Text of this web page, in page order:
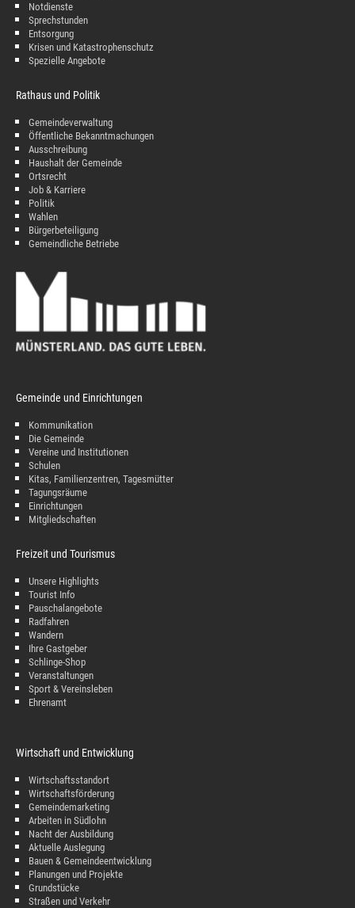
Notdienste
Sprechstunden
Entsorgung
Krisen und Katastrophenschutz
Spezielle Angebote
Rathaus und Politik
Gemeindeverwaltung
Öffentliche Bekanntmachungen
Ausschreibung
Haushalt der Gemeinde
Ortsrecht
Job & Karriere
Politik
Wahlen
Bürgerbeteiligung
Gemeindliche Betriebe
Gemeinde und Einrichtungen
Kommunikation
Die Gemeinde
Vereine und Institutionen
Schulen
Kitas, Familienzentren, Tagesmütter
Tagungsräume
Einrichtungen
Mitgliedschaften
Freizeit und Tourismus
Unsere Highlights
Tourist Info
Pauschalangebote
Radfahren
Wandern
Ihre Gastgeber
Schlinge-Shop
Veranstaltungen
Sport & Vereinsleben
Ehrenamt
Wirtschaft und Entwicklung
Wirtschaftsstandort
Wirtschaftsförderung
Gemeindemarketing
Arbeiten in Südlohn
Nacht der Ausbildung
Aktuelle Auslegung
Bauen & Gemeindeentwicklung
Planungen und Projekte
Grundstücke
Straßen und Verkehr